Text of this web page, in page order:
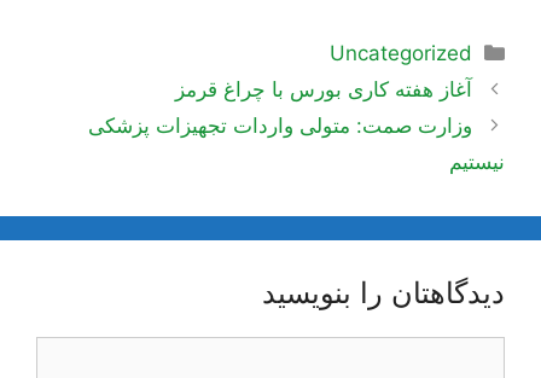
دسته‌ها
Uncategorized
ناوبری
نوشته‌ها
آغاز هفته کاری بورس با چراغ قرمز
وزارت صمت: متولی واردات تجهیزات پزشکی
نیستیم
دیدگاهتان را بنویسید